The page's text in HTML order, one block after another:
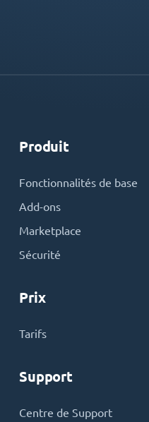
Produit
Fonctionnalités de base
Add-ons
Marketplace
Sécurité
Prix
Tarifs
Support
Centre de Support